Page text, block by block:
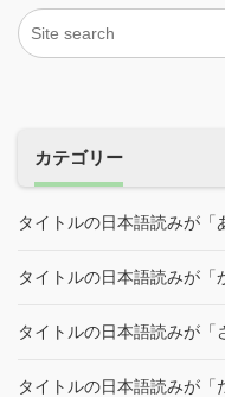
カテゴリー
タイトルの日本語読みが
タイトルの日本語読みが
タイトルの日本語読みが
タイトルの日本語読みが